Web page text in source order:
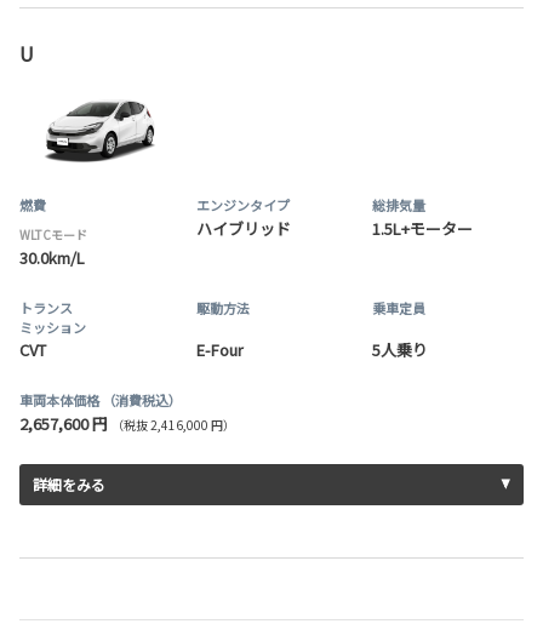
U
燃費
WLTCモード
30.0km/L
エンジンタイプ
ハイブリッド
総排気量
1.5L+モーター
トランス
ミッション
CVT
駆動方法
E-Four
乗車定員
5人乗り
車両本体価格 （消費税込）
2,657,600 円 （税抜 2,416,000 円）
詳細をみる